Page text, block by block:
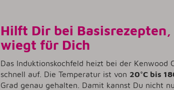
Hilft Dir bei
wiegt für Dich
Das Induktionskochfeld heizt bei der Kenwood
schnell auf. Die Temperatur ist von 20°C bis
Grad genau gehalten. Damit kannst Du nicht